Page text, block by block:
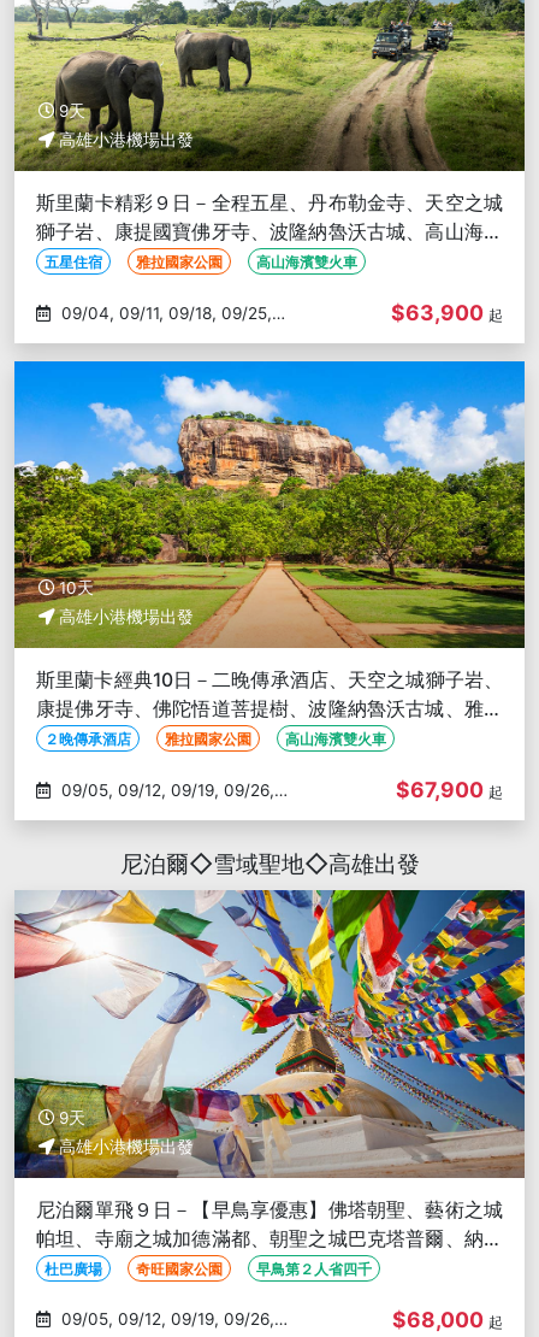
9天
高雄小港機場出發
斯里蘭卡精彩９日－全程五星、丹布勒金寺、天空之城
獅子岩、康提國寶佛牙寺、波隆納魯沃古城、高山海濱
雙火車-高雄出發
五星住宿 雅拉國家公園 高山海濱雙火車
10/02
$63,900 起
10天
高雄小港機場出發
斯里蘭卡經典10日－二晚傳承酒店、天空之城獅子岩、
康提佛牙寺、佛陀悟道菩提樹、波隆納魯沃古城、雅拉
國家公園-高雄出發
２晚傳承酒店 雅拉國家公園 高山海濱雙火車
10/03
$67,900 起
尼泊爾◇雪域聖地◇高雄出發
9天
高雄小港機場出發
尼泊爾單飛９日－【早鳥享優惠】佛塔朝聖、藝術之城
帕坦、寺廟之城加德滿都、朝聖之城巴克塔普爾、納加
闊特日出、奇旺國家公園
杜巴廣場 奇旺國家公園 早鳥第２人省四千
$68,000 起